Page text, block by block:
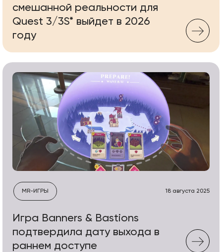
смешанной реальности для
Quest 3/3S* выйдет в 2026
году
MR-ИГРЫ 18 августа 2025
Игра Banners & Bastions
подтвердила дату выхода в
раннем доступе